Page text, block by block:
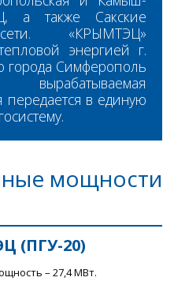
а также Сакские
«КРЫМТЭЦ»
энергией г.
города Симферополь
передается в единую
мощности
(ПГУ-20)
– 27,4 МВт.